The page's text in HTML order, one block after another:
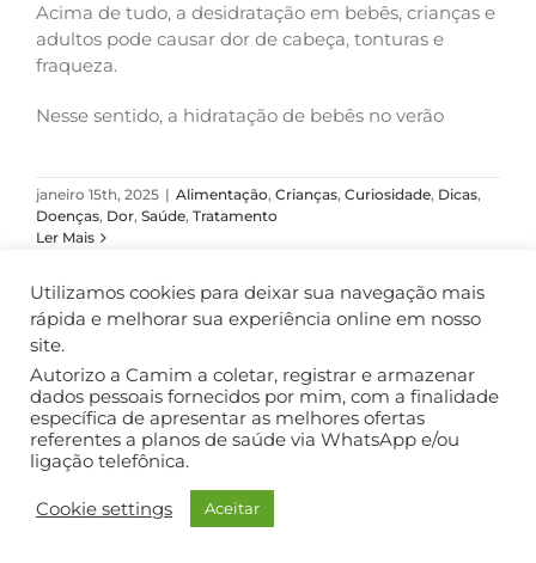
Acima de tudo, a desidratação em bebês, crianças e
adultos pode causar dor de cabeça, tonturas e
fraqueza.
Nesse sentido, a hidratação de bebês no verão
janeiro 15th, 2025 | Alimentação, Crianças, Curiosidade, Dicas,
Doenças, Dor, Saúde, Tratamento
Ler Mais
COPYRIGHT ©2018. TODOS OS DIREITOS RESERVADOS.
Utilizamos cookies para deixar sua navegação mais
rápida e melhorar sua experiência online em nosso
site.
Autorizo a Camim a coletar, registrar e armazenar
dados pessoais fornecidos por mim, com a finalidade
específica de apresentar as melhores ofertas
referentes a planos de saúde via WhatsApp e/ou
ligação telefônica.
Cookie settings Aceitar